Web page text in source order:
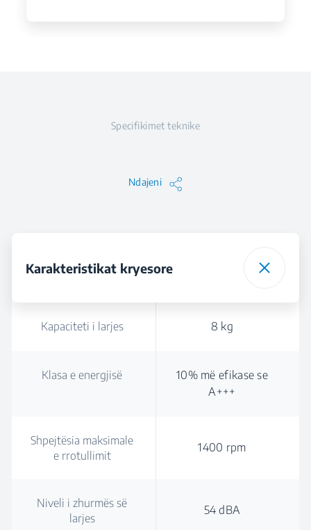
Specifikimet teknike
Ndajeni
Karakteristikat kryesore
Kapaciteti i larjes 8 kg
Klasa e energjisë
10% më efikase se
A+++
Shpejtësia maksimale
e rrotullimit
1400 rpm
Niveli i zhurmës së
larjes
54 dBA